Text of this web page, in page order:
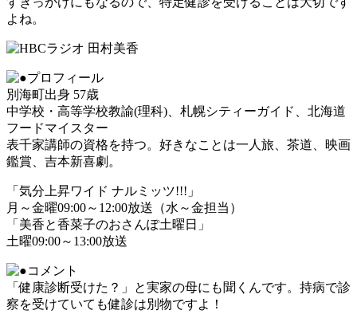
よね。
別海町出身 57歳
中学校・高等学校教諭(理科)、札幌シティーガイド、北海道
フードマイスター
表千家講師の資格を持つ。好きなことは一人旅、茶道、映画
鑑賞、吉本新喜劇。
「気分上昇ワイド ナルミッツ!!!」
月～金曜09:00～12:00放送（水～金担当）
「美香と香菜子のおさんぽ土曜日」
土曜09:00～13:00放送
「健康診断受けた？」と実家の母にも聞くんです。持病で診
察を受けていても健診は別物ですよ！